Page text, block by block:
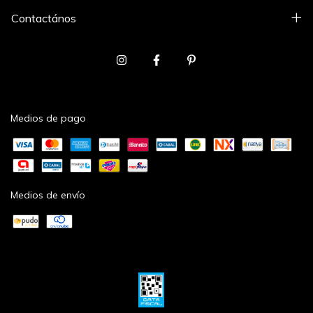
Contactános
Medios de pago
Medios de envío